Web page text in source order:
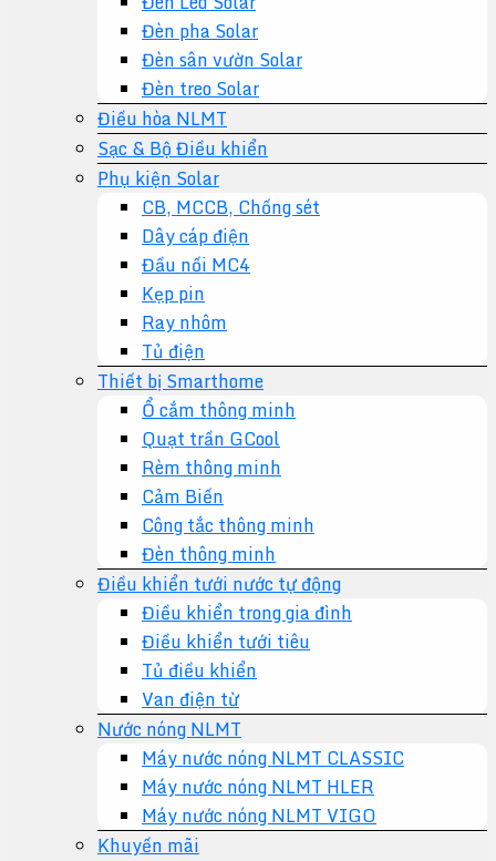
Đèn pha Solar
Đèn sân vườn Solar
Đèn treo Solar
Điều hòa NLMT
Sạc & Bộ Điều khiển
Phụ kiện Solar
CB, MCCB, Chống sét
Dây cáp điện
Đầu nối MC4
Kẹp pin
Ray nhôm
Tủ điện
Thiết bị Smarthome
Ổ cắm thông minh
Quạt trần GCool
Rèm thông minh
Cảm Biến
Công tắc thông minh
Đèn thông minh
Điều khiển tưới nước tự động
Điều khiển trong gia đình
Điều khiển tưới tiêu
Tủ điều khiển
Van điện từ
Nước nóng NLMT
Máy nước nóng NLMT CLASSIC
Máy nước nóng NLMT HLER
Máy nước nóng NLMT VIGO
Khuyến mãi